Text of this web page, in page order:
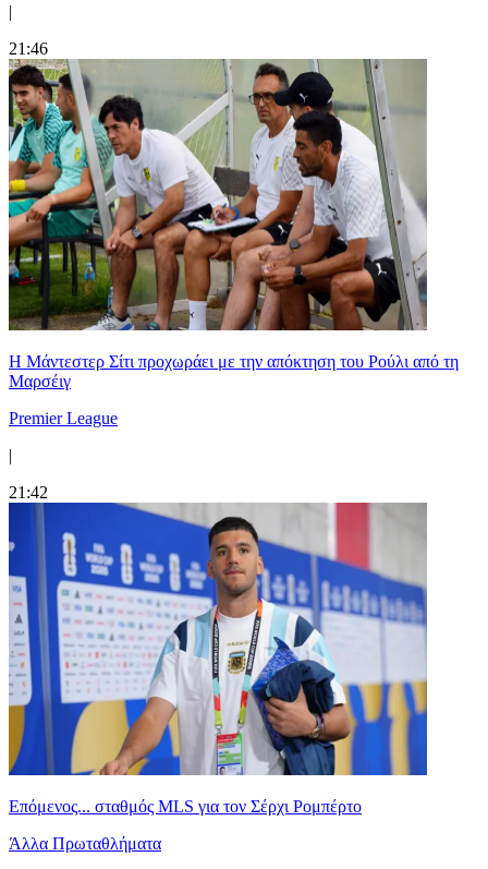
|
21:46
Η Μάντεστερ Σίτι προχωράει με την απόκτηση του Ρούλι από τη
Μαρσέιγ
Premier League
|
21:42
Επόμενος... σταθμός MLS για τον Σέρχι Ρομπέρτο
Άλλα Πρωταθλήματα